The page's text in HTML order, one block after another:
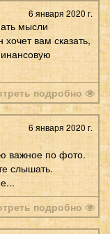
6 января 2020 г.
мысли
вам сказать,
подробно
6 января 2020 г.
важное по фото.
слышать.
подробно